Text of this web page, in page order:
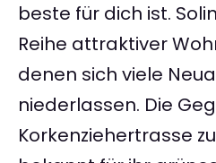
beste für dich ist.
Reihe attraktiver
denen sich viele
niederlassen. Die
Korkenziehertrasse